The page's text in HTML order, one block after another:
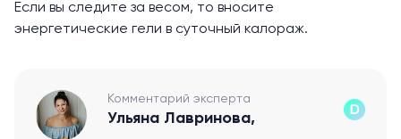
Если вы следите за весом, то вносите
энергетические гели в суточный калораж.
Комментарий эксперта
Ульяна Лавринова,